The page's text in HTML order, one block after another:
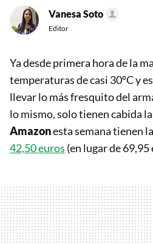
Vanesa Soto
Editor
Ya desde primera hora de la
temperaturas de casi 30ºC y
llevar lo más fresquito del
lo mismo, solo tienen cabida
Amazonesta semana tienen
42,50 euros (en lugar de 69,95